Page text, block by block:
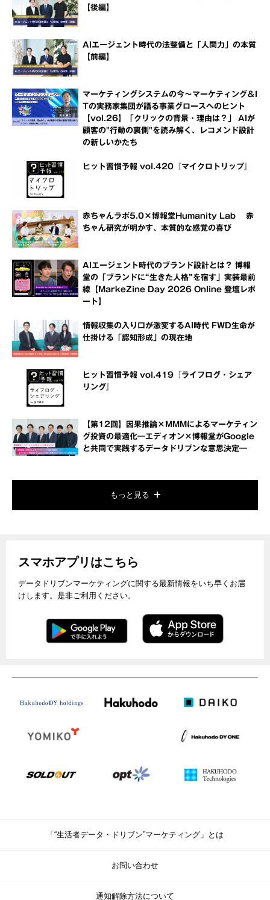
【後編】
AIエージェント時代の法整備と「人間力」の本質
【前編】
マーケティングシステムの今～マーケティング＆I
Tの実務家集団が語る事業グロースへのヒント
【vol.26】「クリックの背景・理由は？」 AIが
顧客の"行動の裏側"を読み解く、レコメンド設計
の新しいかたち
ヒット習慣予報 vol.420『マイクロトリップ』
赤ちゃんラボ5.0×博報堂Humanity Lab 赤
ちゃん研究が明かす、本質的な感覚の喜び
AIエージェント時代のブランド設計とは？ 博報
堂の「ブランドに“生きた人格”を宿す」実装最前
線【MarkeZine Day 2026 Online 登壇レポ
ート】
情報収集の入り口が激変するAI時代 FWD生命が
仕掛ける「認知形成」の現在地
ヒット習慣予報 vol.419『ライフログ・シェア
リング』
【第12回】因果推論×MMMによるマーケティン
グ投資の最適化―エディオン×博報堂がGoogle
と共同で実践するデータドリブンな意思決定―
もっと見る
スマホアプリはこちら
データドリブンマーケティングに関する最新情報をいち早くお届
けします。是非ご利用ください。
「“生活者データ・ドリブン”マーケティング」とは
お問い合わせ
通知解除方法について